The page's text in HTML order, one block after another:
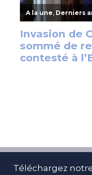
Téléchargez